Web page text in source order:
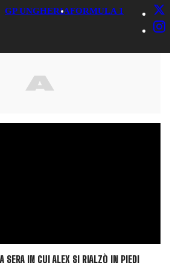
GP UNGHERIAFORMULA 1
SERA IN CUI ALEX SI RIALZÒ IN PIEDI